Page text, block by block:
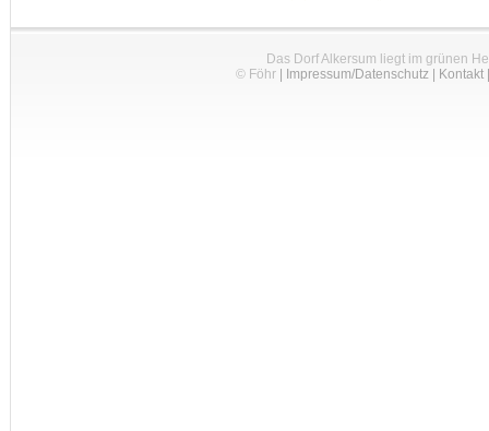
Das Dorf Alkersum liegt im grünen
© Föhr| Impressum/Datenschutz| Kontakt